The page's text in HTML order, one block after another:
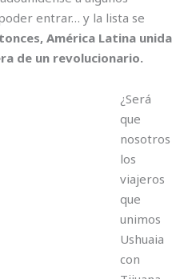
entrar… y la lista se
América Latina unida
de un revolucionario.
¿Será
que
nosotros
los
viajeros
que
unimos
Ushuaia
con